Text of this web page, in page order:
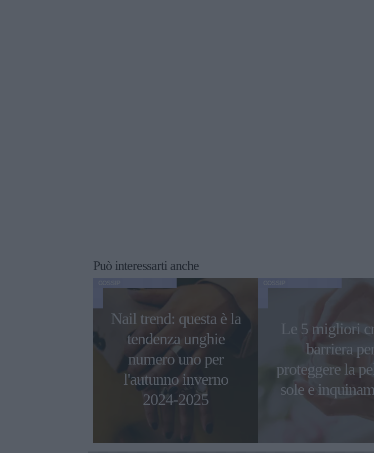
Può interessarti anche
Nail trend: questa è la
tendenza unghie
numero uno per
l'autunno inverno
2024-2025
Le 5 migliori
barriera
proteggere la
sole e